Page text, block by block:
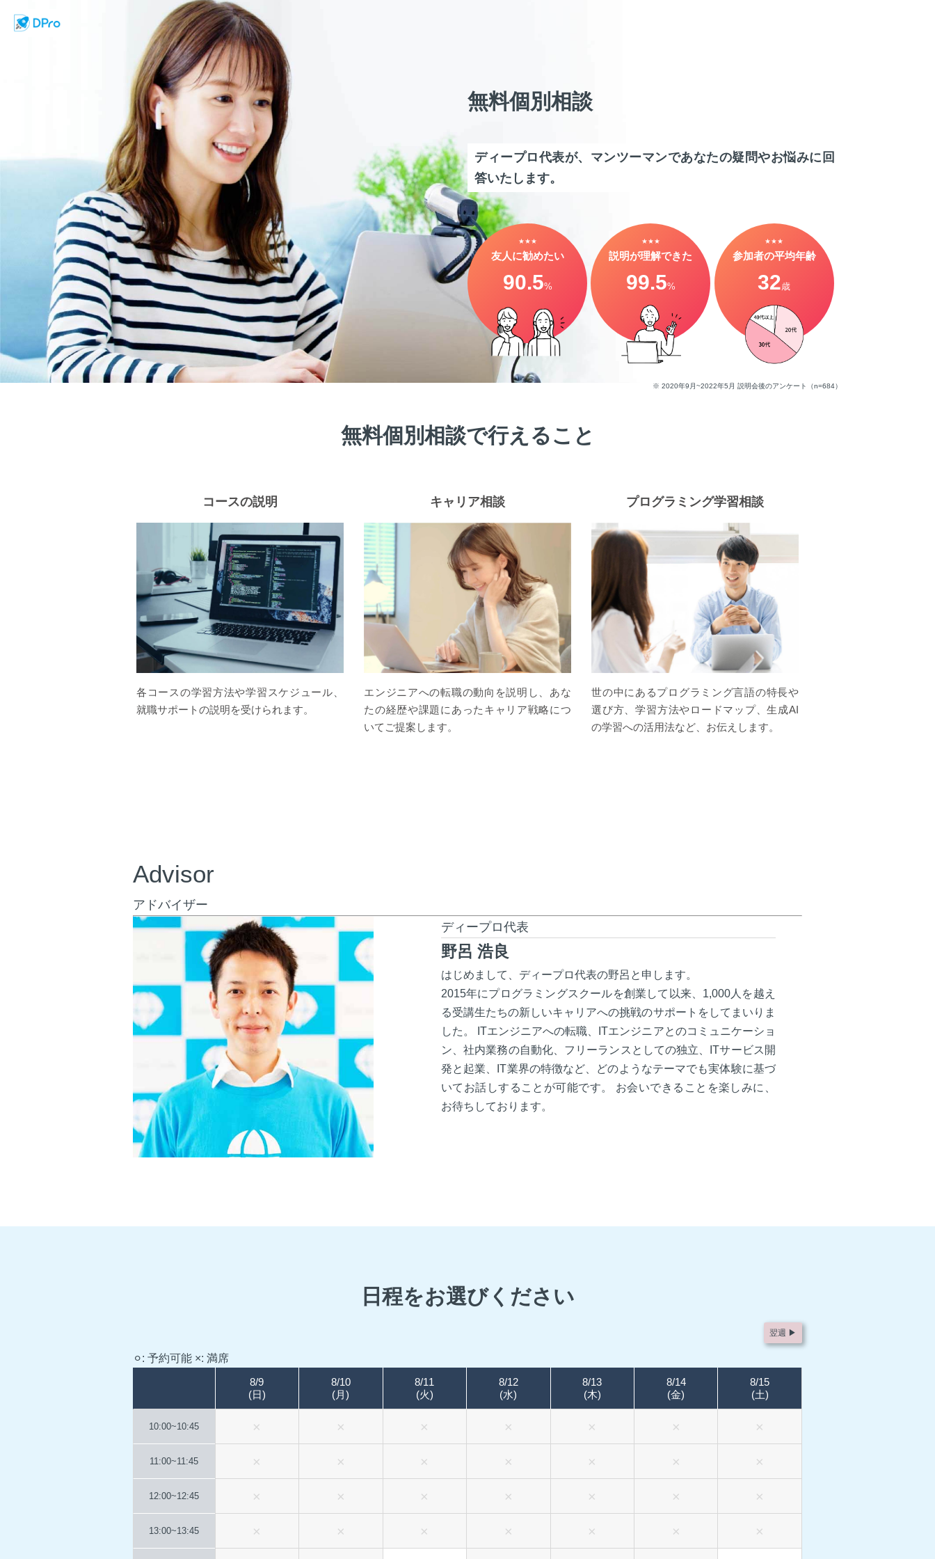
無料個別相談
ディープロ代表が、マンツーマンであなたの疑問やお悩みに回
答いたします。
★★★
友人に勧めたい
90.5%
★★★
説明が理解できた
99.5%
★★★
参加者の平均年齢
32歳
※ 2020年9月~2022年5月 説明会後のアンケート（n=684）
無料個別相談で行えること
コースの説明
各コースの学習方法や学習スケジュール、
就職サポートの説明を受けられます。
キャリア相談
エンジニアへの転職の動向を説明し、あな
たの経歴や課題にあったキャリア戦略につ
いてご提案します。
プログラミング学習相談
世の中にあるプログラミング言語の特長や
選び方、学習方法やロードマップ、生成AI
の学習への活用法など、お伝えします。
Advisor
アドバイザー
ディープロ代表
野呂 浩良
はじめまして、ディープロ代表の野呂と申します。
2015年にプログラミングスクールを創業して以来、1,000人を越え
る受講生たちの新しいキャリアへの挑戦のサポートをしてまいりま
した。 ITエンジニアへの転職、ITエンジニアとのコミュニケーショ
ン、社内業務の自動化、フリーランスとしての独立、ITサービス開
発と起業、IT業界の特徴など、どのようなテーマでも実体験に基づ
いてお話しすることが可能です。 お会いできることを楽しみに、
お待ちしております。
日程をお選びください
⚪︎: 予約可能 ×: 満席
翌週 ▶︎
10:00~10:45
11:00~11:45
12:00~12:45
13:00~13:45
8/9
(日)
8/10
(月)
8/11
(火)
8/12
(水)
8/13
(木)
8/14
(金)
8/15
(土)